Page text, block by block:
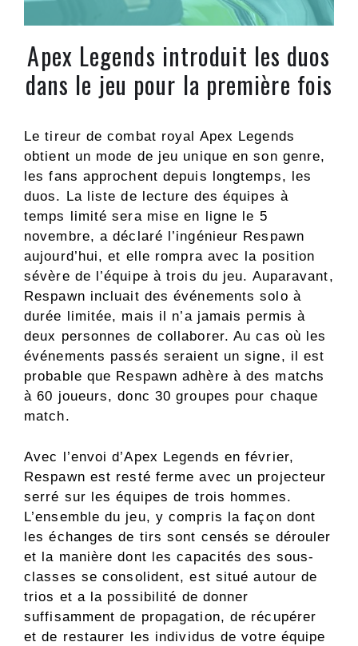
Apex Legends introduit les duos
dans le jeu pour la première fois
Le tireur de combat royal Apex Legends
obtient un mode de jeu unique en son genre,
les fans approchent depuis longtemps, les
duos. La liste de lecture des équipes à
temps limité sera mise en ligne le 5
novembre, a déclaré l’ingénieur Respawn
aujourd’hui, et elle rompra avec la position
sévère de l’équipe à trois du jeu. Auparavant,
Respawn incluait des événements solo à
durée limitée, mais il n’a jamais permis à
deux personnes de collaborer. Au cas où les
événements passés seraient un signe, il est
probable que Respawn adhère à des matchs
à 60 joueurs, donc 30 groupes pour chaque
match.
Avec l’envoi d’Apex Legends en février,
Respawn est resté ferme avec un projecteur
serré sur les équipes de trois hommes.
L’ensemble du jeu, y compris la façon dont
les échanges de tirs sont censés se dérouler
et la manière dont les capacités des sous-
classes se consolident, est situé autour de
trios et a la possibilité de donner
suffisamment de propagation, de récupérer
et de restaurer les individus de votre équipe